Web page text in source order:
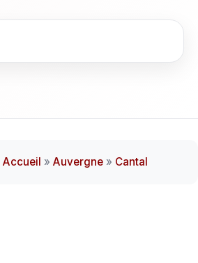
Accueil » Auvergne» Cantal